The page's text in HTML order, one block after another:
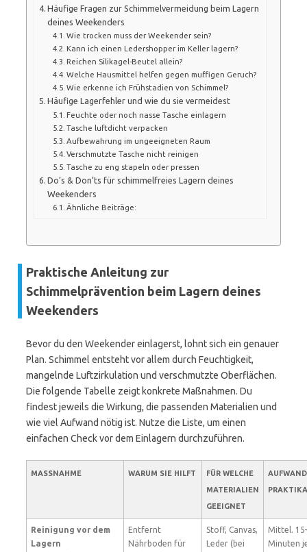
Häufige Fragen zur Schimmelvermeidung beim Lagern
deines Weekenders
Wie trocken muss der Weekender sein?
Kann ich einen Ledershopper im Keller lagern?
Reichen Silikagel-Beutel allein?
Welche Hausmittel helfen gegen muffigen Geruch?
Wie erkenne ich Frühstadien von Schimmel?
Häufige Lagerfehler und wie du sie vermeidest
Feuchte oder noch nasse Tasche einlagern
Tasche luftdicht verpacken
Aufbewahrung im ungeeigneten Raum
Verschmutzte Tasche nicht reinigen
Tasche zu eng stapeln oder pressen
Do’s & Don’ts für schimmelfreies Lagern deines
Weekenders
Ähnliche Beiträge:
Praktische Anleitung zur
Schimmelprävention beim Lagern deines
Weekenders
Bevor du den Weekender einlagerst, lohnt sich ein genauer
Plan. Schimmel entsteht vor allem durch Feuchtigkeit,
mangelnde Luftzirkulation und verschmutzte Oberflächen.
Die folgende Tabelle zeigt konkrete Maßnahmen. Du
findest jeweils die Wirkung, die passenden Materialien und
wie viel Aufwand nötig ist. Nutze die Liste, um einen
einfachen Check vor dem Einlagern durchzuführen.
MASSNAHME WARUM SIE HILFT
FÜR WELCHE
MATERIALIEN
GEEIGNET
Reinigung vor dem
Lagern
Entfernt
Nährboden für
Stoff, Canvas,
Leder (bei
Mittel.
Minuten